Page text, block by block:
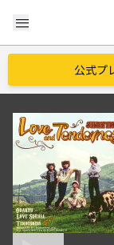
menu
公式プ